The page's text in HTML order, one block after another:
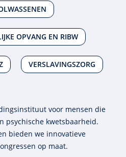
OPVANG EN RIBW
VERSLAVINGSZORG
voor mensen die
psychische kwets­baar­heid.
bieden we innova­tieve
op maat.